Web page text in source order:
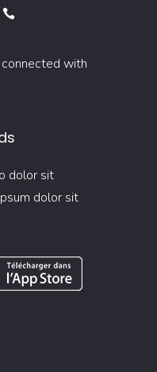
with
dolor sit
dolor sit